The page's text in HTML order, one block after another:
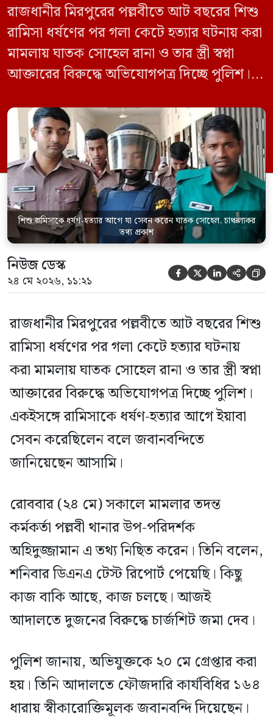
রাজধানীর মিরপুরের পল্লবীতে আট বছরের শিশু
রামিসা ধর্ষণের পর গলা কেটে হত্যার ঘটনায় করা
মামলায় ঘাতক সোহেল রানা ও তার স্ত্রী স্বপ্না
আক্তারের বিরুদ্ধে অভিযোগপত্র দিচ্ছে পুলিশ।
সেবন করেছিলেন বলে জবানবন্দিতে
জানিয়েছেন আসামি। রোববার (২৪ মে) সকালে
মামলার তদন্ত কর্মকর্তা পল্লবী থানার উপ-
পরিদর্শক অহিদুজ্জামান এ তথ্য নিছিত করেন।
তিনি বলেন, […]
শিশু রামিসাকে ধর্ষণ-হত্যার আগে যা সেবন করেন ঘাতক সোহেল, চাঞ্চল্যকর
তথ্য প্রকাশ
নিউজ ডেস্ক
২৪ মে ২০২৬, ১১:২১     
রাজধানীর মিরপুরের পল্লবীতে আট বছরের শিশু
রামিসা ধর্ষণের পর গলা কেটে হত্যার ঘটনায়
করা মামলায় ঘাতক সোহেল রানা ও তার স্ত্রী স্বপ্না
আক্তারের বিরুদ্ধে অভিযোগপত্র দিচ্ছে পুলিশ।
একইসঙ্গে রামিসাকে ধর্ষণ-হত্যার আগে ইয়াবা
সেবন করেছিলেন বলে জবানবন্দিতে
জানিয়েছেন আসামি।
রোববার (২৪ মে) সকালে মামলার তদন্ত
কর্মকর্তা পল্লবী থানার উপ-পরিদর্শক
অহিদুজ্জামান এ তথ্য নিছিত করেন। তিনি বলেন,
শনিবার ডিএনএ টেস্ট রিপোর্ট পেয়েছি। কিছু
কাজ বাকি আছে, কাজ চলছে। আজই
আদালতে দুজনের বিরুদ্ধে চার্জশিট জমা দেব।
পুলিশ জানায়, অভিযুক্তকে ২০ মে গ্রেপ্তার করা
হয়। তিনি আদালতে ফৌজদারি কার্যবিধির ১৬৪
ধারায় স্বীকারোক্তিমূলক জবানবন্দি দিয়েছেন।